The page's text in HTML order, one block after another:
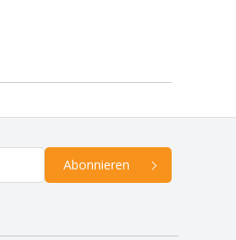
Abonnieren